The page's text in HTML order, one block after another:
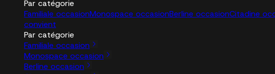
Par catégorie
Familiale occasionMonospace occasionBerline occasionCitadine
convient
Par catégorie
Familiale occasion
Monospace occasion
Berline occasion